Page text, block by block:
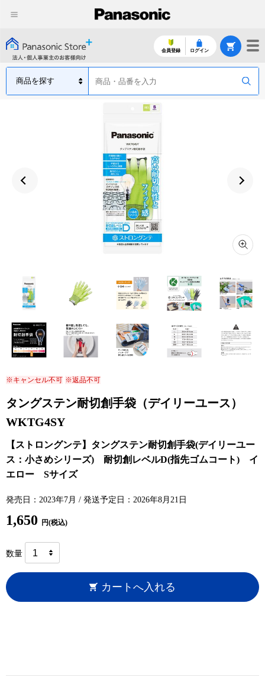
会員登録 ログイン
※キャンセル不可 ※返品不可
タングステン耐切創手袋（デイリーユース）
WKTG4SY
発売日：2023年7月 / 発送予定日：2026年8月21日
1,650 円(税込)
数量
カートへ入れる